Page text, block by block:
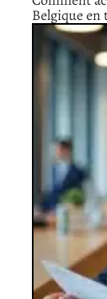
Belgique en